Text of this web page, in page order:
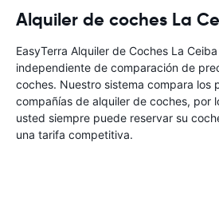
Alquiler de coches La
EasyTerra Alquiler de Coches La
independiente de comparación de
coches. Nuestro sistema compara los
compañías de alquiler de coches, por
usted siempre puede reservar su
una tarifa competitiva.